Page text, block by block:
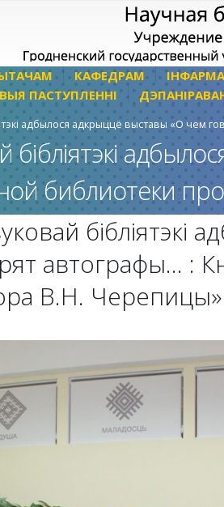
КАФЕДРАМ
ПАСТУПЛЕННІ
адбылося адкрыццё выставы «О чем
бібліятэкі
библиотеки
бібліятэкі
автографы… :
В.Н. Черепицы»